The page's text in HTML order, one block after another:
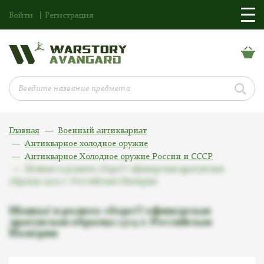
Войти Регистрация
Главная
Военный антиквариат
Антикварное холодное оружие
Антикварное Холодное оружие России и СССР
Шашка! в родном сборе!!! офицерская
драгунская образца 1909 г. Российская
Империя